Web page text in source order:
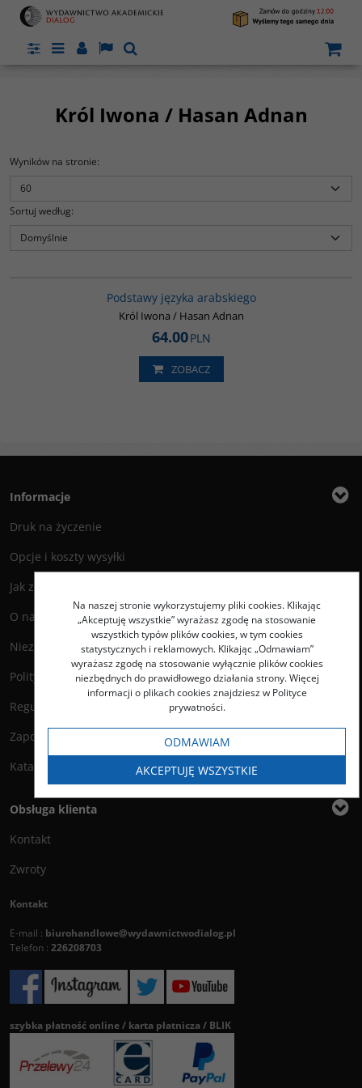
PanelMenuPanelLangSzukaj
Król Iwona / Hasan Adnan
Wyników na stronie:
Sortuj według:
Podstawy języka arabskiego
Król Iwona / Hasan Adnan
64.00PLN
ZOBACZ
Informacje
Druk na życzenie
Opcje i koszty wysyłki
Jak zamawiać?
O nas
Niezbędnik Autora
Polityka prywatności
Regulamin księgarni
Zapowiedzi
Katalog
Obsługa klienta
Kontakt
Zwroty
Kontakt
E-mail : biurohandlowe@wydawnictwodialog.pl
Telefon : 226208703
szybka płatność online / karta płatnicza / BLIK
Na naszej stronie wykorzystujemy pliki cookies. Klikając
„Akceptuję wszystkie” wyrażasz zgodę na stosowanie
wszystkich typów plików cookies, w tym cookies
statystycznych i reklamowych. Klikając „Odmawiam”
wyrażasz zgodę na stosowanie wyłącznie plików cookies
niezbędnych do prawidłowego działania strony. Więcej
informacji o plikach cookies znajdziesz w Polityce
prywatności.
ODMAWIAM
AKCEPTUJĘ WSZYSTKIE